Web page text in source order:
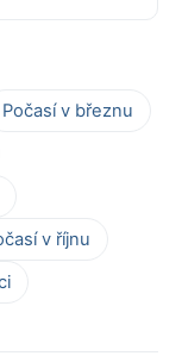
Počasí v březnu
v říjnu